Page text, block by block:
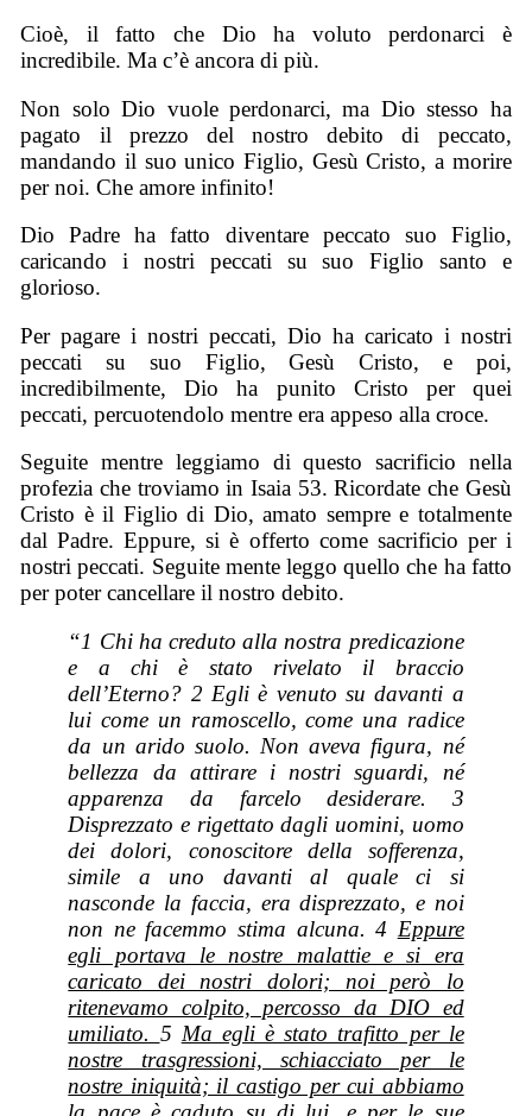
Cioè, il fatto che Dio ha voluto perdonarci è
incredibile. Ma c’è ancora di più.
Non solo Dio vuole perdonarci, ma Dio stesso ha
pagato il prezzo del nostro debito di peccato,
mandando il suo unico Figlio, Gesù Cristo, a morire
per noi. Che amore infinito!
Dio Padre ha fatto diventare peccato suo Figlio,
caricando i nostri peccati su suo Figlio santo e
glorioso.
Per pagare i nostri peccati, Dio ha caricato i nostri
peccati su suo Figlio, Gesù Cristo, e poi,
incredibilmente, Dio ha punito Cristo per quei
peccati, percuotendolo mentre era appeso alla croce.
Seguite mentre leggiamo di questo sacrificio nella
profezia che troviamo in Isaia 53. Ricordate che Gesù
Cristo è il Figlio di Dio, amato sempre e totalmente
dal Padre. Eppure, si è offerto come sacrificio per i
nostri peccati. Seguite mente leggo quello che ha fatto
per poter cancellare il nostro debito.
“1 Chi ha creduto alla nostra predicazione
e a chi è stato rivelato il braccio
dell’Eterno? 2 Egli è venuto su davanti a
lui come un ramoscello, come una radice
da un arido suolo. Non aveva figura, né
bellezza da attirare i nostri sguardi, né
apparenza da farcelo desiderare. 3
Disprezzato e rigettato dagli uomini, uomo
dei dolori, conoscitore della sofferenza,
simile a uno davanti al quale ci si
nasconde la faccia, era disprezzato, e noi
non ne facemmo stima alcuna. 4 Eppure
egli portava le nostre malattie e si era
caricato dei nostri dolori; noi però lo
ritenevamo colpito, percosso da DIO ed
umiliato. 5 Ma egli è stato trafitto per le
nostre trasgressioni, schiacciato per le
nostre iniquità; il castigo per cui abbiamo